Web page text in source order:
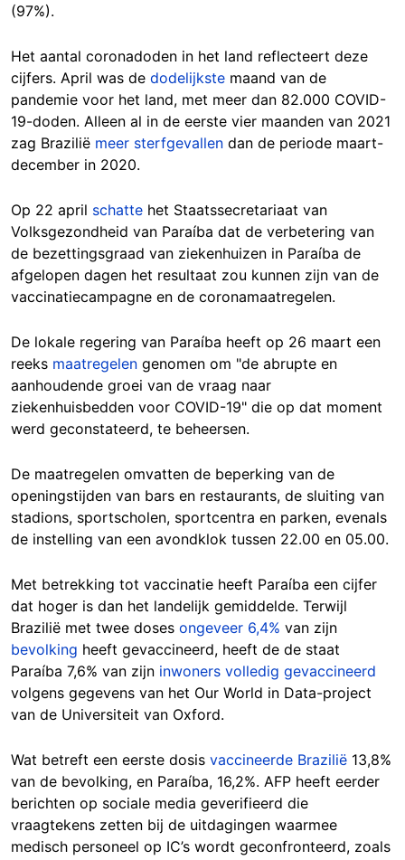
(97%).
Het aantal coronadoden in het land reflecteert deze
cijfers. April was de dodelijkste maand van de
pandemie voor het land, met meer dan 82.000 COVID-
19-doden. Alleen al in de eerste vier maanden van 2021
zag Brazilië meer sterfgevallen dan de periode maart-
december in 2020.
Op 22 april schatte het Staatssecretariaat van
Volksgezondheid van Paraíba dat de verbetering van
de bezettingsgraad van ziekenhuizen in Paraíba de
afgelopen dagen het resultaat zou kunnen zijn van de
vaccinatiecampagne en de coronamaatregelen.
De lokale regering van Paraíba heeft op 26 maart een
reeks maatregelen genomen om "de abrupte en
aanhoudende groei van de vraag naar
ziekenhuisbedden voor COVID-19" die op dat moment
werd geconstateerd, te beheersen.
De maatregelen omvatten de beperking van de
openingstijden van bars en restaurants, de sluiting van
stadions, sportscholen, sportcentra en parken, evenals
de instelling van een avondklok tussen 22.00 en 05.00.
Met betrekking tot vaccinatie heeft Paraíba een cijfer
dat hoger is dan het landelijk gemiddelde. Terwijl
Brazilië met twee doses ongeveer 6,4% van zijn
bevolking heeft gevaccineerd, heeft de de staat
Paraíba 7,6% van zijn inwoners volledig gevaccineerd
volgens gegevens van het Our World in Data-project
van de Universiteit van Oxford.
Wat betreft een eerste dosis vaccineerde Brazilië 13,8%
van de bevolking, en Paraíba, 16,2%. AFP heeft eerder
berichten op sociale media geverifieerd die
vraagtekens zetten bij de uitdagingen waarmee
medisch personeel op IC’s wordt geconfronteerd, zoals